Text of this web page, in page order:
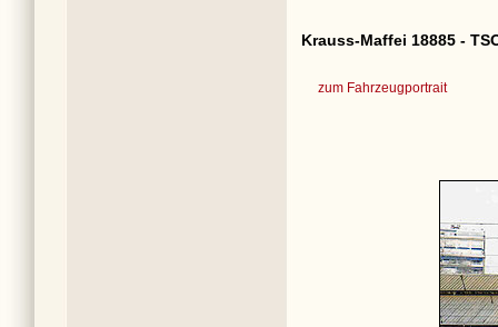
Krauss-Maffei 18885 -
zum Fahrzeugportrait